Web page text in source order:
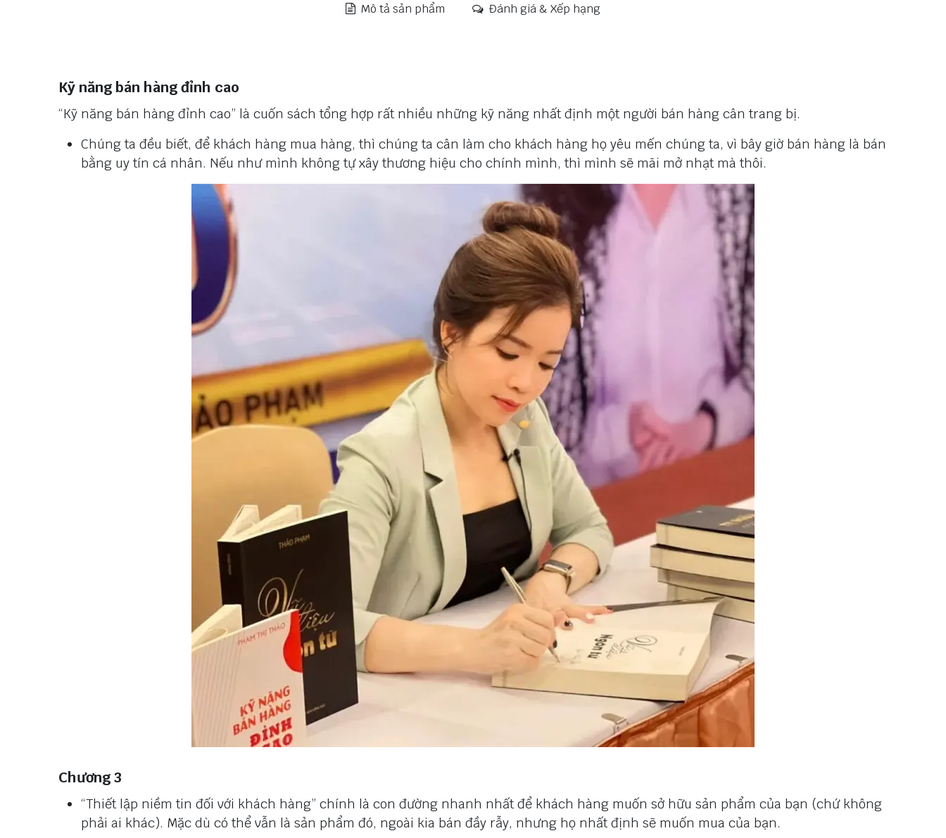
Mô tả sản phẩm Đánh giá & Xếp hạng
Kỹ năng bán hàng đỉnh cao
“Kỹ năng bán hàng đỉnh cao” là cuốn sách tổng hợp rất nhiều những kỹ năng nhất định một người bán hàng cân trang bị.
Chúng ta đều biết, để khách hàng mua hàng, thì chúng ta cân làm cho khách hàng họ yêu mến chúng ta, vì bây giờ bán hàng là bán
bằng uy tín cá nhân. Nếu như mình không tự xây thương hiệu cho chính mình, thì mình sẽ mãi mở nhạt mà thôi.
Chương 3
“Thiết lập niềm tin đối với khách hàng” chính là con đường nhanh nhất để khách hàng muốn sở hữu sản phẩm của bạn (chứ không
phải ai khác). Mặc dù có thể vẫn là sản phẩm đó, ngoài kia bán đầy rẫy, nhưng họ nhất định sẽ muốn mua của bạn.